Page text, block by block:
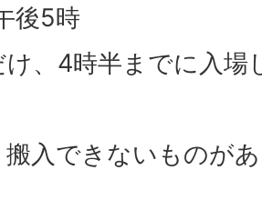
後5時
け、4時半までに入
入できないものが